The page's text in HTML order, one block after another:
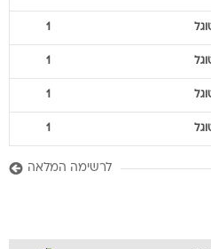
1
1
1
1
לרשימה המלאה